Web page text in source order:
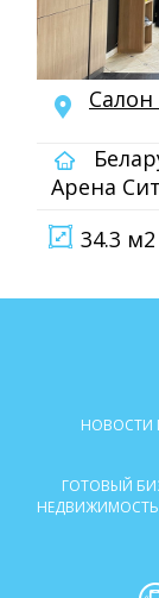
Арена
34.3 м2
НОВОСТИ
ГОТОВЫЙ
НЕДВИЖИМОСТЬ